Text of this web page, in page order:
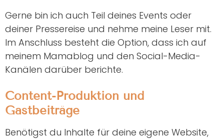
Gerne bin ich auch Teil deines Events oder
deiner Pressereise und nehme meine Leser mit.
Im Anschluss besteht die Option, dass ich auf
meinem Mamablog und den Social-Media-
Kanälen darüber berichte.
Content-Produktion und
Gastbeiträge
Benötigst du Inhalte für deine eigene Website,